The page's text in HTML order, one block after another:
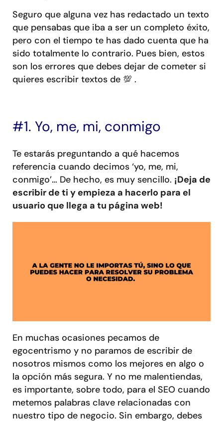
Seguro que alguna vez has redactado un texto
que pensabas que iba a ser un completo éxito,
pero con el tiempo te has dado cuenta que ha
sido totalmente lo contrario. Pues bien, estos
son los errores que debes dejar de cometer si
quieres escribir textos de 💯 .
#1. Yo, me, mi, conmigo
Te estarás preguntando a qué hacemos
referencia cuando decimos ‘yo, me, mi,
conmigo’… De hecho, es muy sencillo. ¡Deja de
escribir de ti y empieza a hacerlo para el
usuario que llega a tu página web!
En muchas ocasiones pecamos de
egocentrismo y no paramos de escribir de
nosotros mismos como los mejores en algo o
la opción más segura. Y no me malentiendas,
es importante, sobre todo, para el SEO cuando
metemos palabras clave relacionadas con
nuestro tipo de negocio. Sin embargo, debes